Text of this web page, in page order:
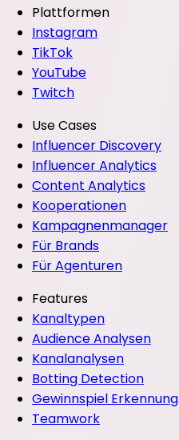
Plattformen
Instagram
TikTok
YouTube
Twitch
Use Cases
Influencer Discovery
Influencer Analytics
Content Analytics
Kooperationen
Kampagnenmanager
Für Brands
Für Agenturen
Features
Kanaltypen
Audience Analysen
Kanalanalysen
Botting Detection
Gewinnspiel Erkennung
Teamwork